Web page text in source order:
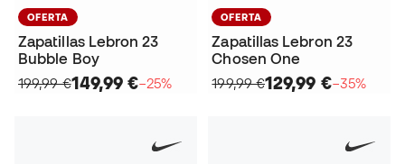
OFERTA
Zapatillas Lebron 23
Bubble Boy
199,99 €149,99 €−25%
OFERTA
Zapatillas Lebron 23
Chosen One
199,99 €129,99 €−35%